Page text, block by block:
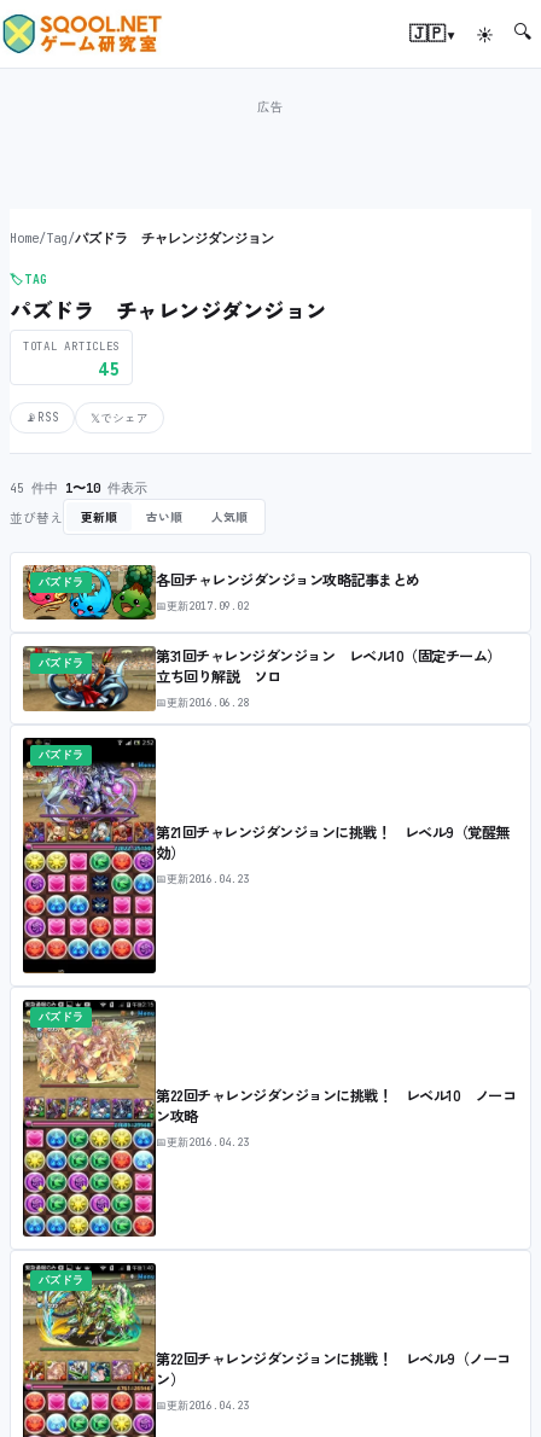
🇯🇵▾ ☀ 🔍
Home/Tag/パズドラ チャレンジダンジョン
🏷️TAG
パズドラ チャレンジダンジョン
TOTAL ARTICLES
45
📡 RSS 𝕏でシェア
45 件中 1〜10 件表示
並び替え 更新順 古い順 人気順
パズドラ 各回チャレンジダンジョン攻略記事まとめ
📅更新2017.09.02
パズドラ
第31回チャレンジダンジョン レベル10（固定チーム）
立ち回り解説 ソロ
📅更新2016.06.28
パズドラ
第21回チャレンジダンジョンに挑戦！ レベル9（覚醒無
効）
📅更新2016.04.23
パズドラ
第22回チャレンジダンジョンに挑戦！ レベル10 ノーコ
ン攻略
📅更新2016.04.23
パズドラ
第22回チャレンジダンジョンに挑戦！ レベル9（ノーコ
ン）
📅更新2016.04.23